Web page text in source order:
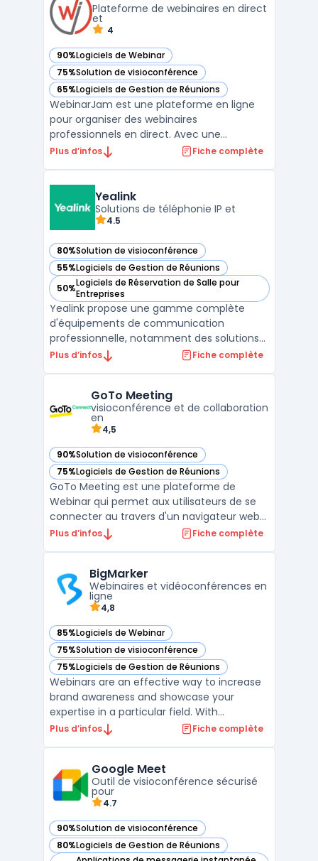
un navigateu ...Plateforme de webinaires en direct
et
4
90%Logiciels de Webinar
— voir WebinarJam dans cette catégorie
75%Solution de visioconférence
— voir WebinarJam dans cette catégorie
65%Logiciels de Gestion de Réunions
— voir WebinarJam dans cette catégorie
WebinarJam est une plateforme en ligne
pour organiser des webinaires
professionnels en direct. Avec une
interface facile à utiliser, WebinarJam
les modèles de page d'inscription, de
courriel et de remerciement en fo ...
Plus d’infos Fiche complète
Yealink
Solutions de téléphonie IP et
4.5
80%Solution de visioconférence
— voir Yealink dans cette catégorie
55%Logiciels de Gestion de Réunions
— voir Yealink dans cette catégorie
50%Logiciels de Réservation de Salle pour
Entreprises
— voir Yealink dans cette catégorie
Yealink propose une gamme complète
d'équipements de communication
professionnelle, notamment des solutions
de téléphonie IP et de visioconférence
appareils VoIP de haute qualité, conçus
pour offrir une connectivité fluide ...
Plus d’infos Fiche complète
GoTo Meeting
visioconférence et de collaboration
en
4,5
90%Solution de visioconférence
— voir GoTo Meeting dans cette catégorie
75%Logiciels de Gestion de Réunions
— voir GoTo Meeting dans cette catégorie
GoTo Meeting est une plateforme de
Webinar qui permet aux utilisateurs de se
connecter au travers d'un navigateur web
ou d'une application mobile. Elle offre des
session en ligne. L'interface de GoTo
Meeting e ...
Plus d’infos Fiche complète
BigMarker
Webinaires et vidéoconférences en
ligne
4,8
85%Logiciels de Webinar
— voir BigMarker dans cette catégorie
75%Solution de visioconférence
— voir BigMarker dans cette catégorie
75%Logiciels de Gestion de Réunions
— voir BigMarker dans cette catégorie
Webinars are an effective way to increase
brand awareness and showcase your
expertise in a particular field. With
BigMarker, you can easily create and host
you're looking to educate potential clients,
promote your latest ...
Plus d’infos Fiche complète
Google Meet
Outil de visioconférence sécurisé
pour
4.7
90%Solution de visioconférence
— voir Google Meet dans cette catégorie
80%Logiciels de Gestion de Réunions
— voir Google Meet dans cette catégorie